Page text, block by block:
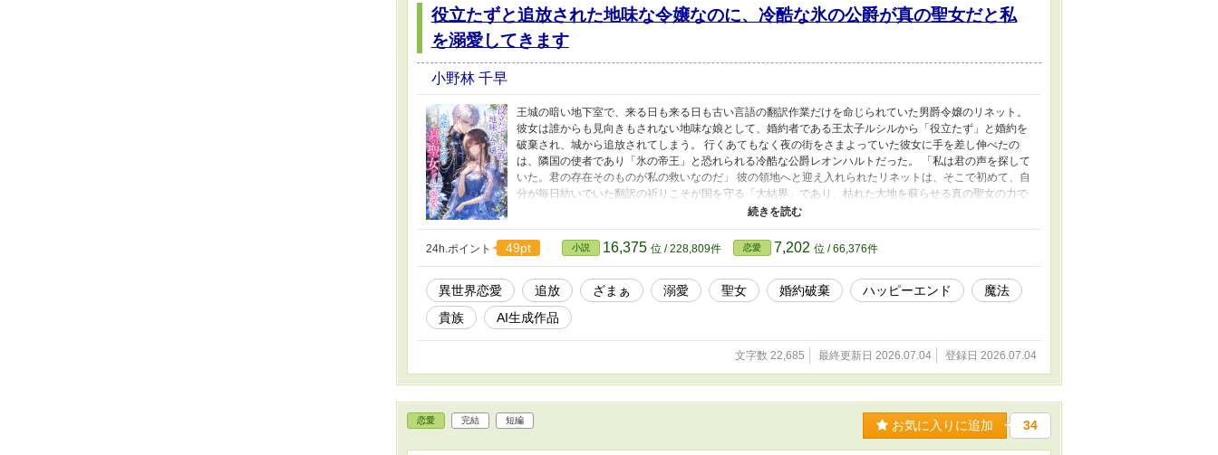
役立たずと追放された地味な令嬢なのに、冷酷な氷の公爵が真の聖女だと私
を溺愛してきます
小野林 千早
王城の暗い地下室で、来る日も来る日も古い言語の翻訳作業だけを命じられていた男爵令嬢のリネット。
彼女は誰からも見向きもされない地味な娘として、婚約者である王太子ルシルから「役立たず」と婚約を
破棄され、城から追放されてしまう。 行くあてもなく夜の街をさまよっていた彼女に手を差し伸べたの
は、隣国の使者であり「氷の帝王」と恐れられる冷酷な公爵レオンハルトだった。 「私は君の声を探して
いた。君の存在そのものが私の救いなのだ」 彼の領地へと迎え入れられたリネットは、そこで初めて、自
分が毎日紡いでいた翻訳の祈りこそが国を守る「大結界」であり、枯れた大地を蘇らせる真の聖女の力で
あったことを知る。 光あふれる世界で、レオンハルトからあふれんばかりの溺愛を受けるリネット。 一
方、真の聖女を追い出してしまった王国は、結界を失い滅亡の危機に瀕していた。 今さらリネットの力に
気づいた王太子が連れ戻そうと使いを寄越すものの、彼女を誰よりも愛する氷の公爵がそれを許すはずも
なく――。 これは、愛を知らなかった不遇の令嬢が、最高の居場所と永遠の温もりを手に入れるまでの、
24h.ポイント 49pt 小説 16,375 位 / 228,809件 恋愛 7,202 位 / 66,376件
異世界恋愛 追放 ざまぁ 溺愛 聖女 婚約破棄 ハッピーエンド
魔法
貴族
AI生成作品
文字数 22,685 最終更新日 2026.07.04 登録日 2026.07.04
恋愛 完結 短編 お気に入りに追加 34